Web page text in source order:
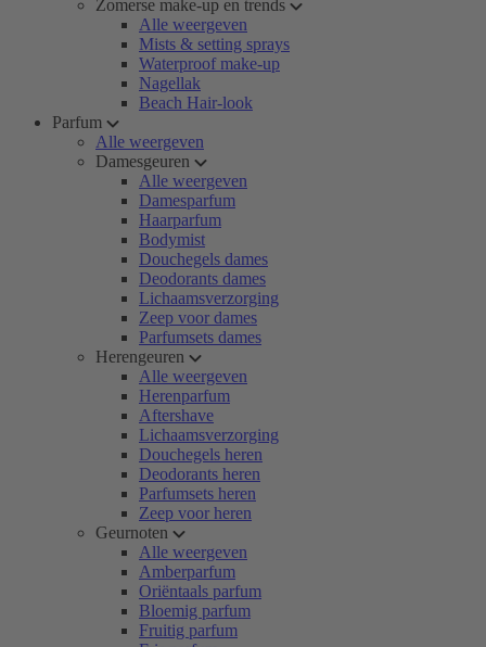
Zomerse make-up en trends
Alle weergeven
Mists & setting sprays
Waterproof make-up
Nagellak
Beach Hair-look
Parfum
Alle weergeven
Damesgeuren
Alle weergeven
Damesparfum
Haarparfum
Bodymist
Douchegels dames
Deodorants dames
Lichaamsverzorging
Zeep voor dames
Parfumsets dames
Herengeuren
Alle weergeven
Herenparfum
Aftershave
Lichaamsverzorging
Douchegels heren
Deodorants heren
Parfumsets heren
Zeep voor heren
Geurnoten
Alle weergeven
Amberparfum
Oriëntaals parfum
Bloemig parfum
Fruitig parfum